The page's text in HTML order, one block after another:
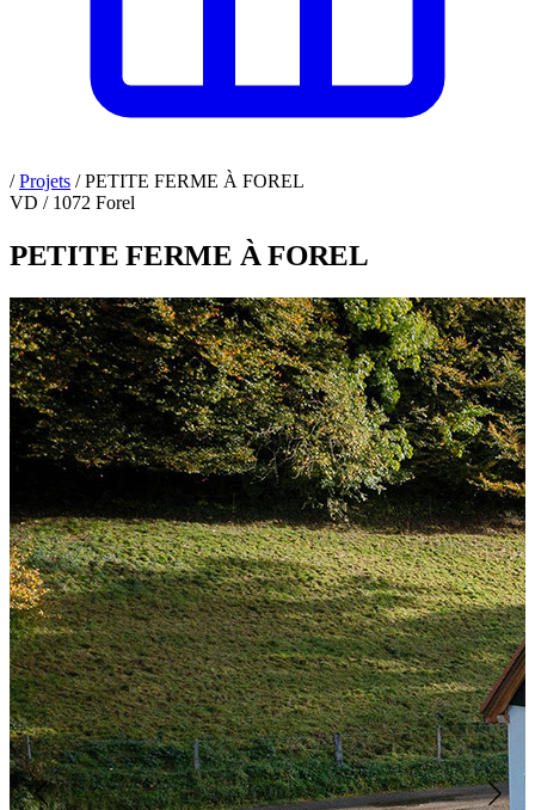
/ Projets /PETITE FERME À FOREL
VD / 1072 Forel
PETITE FERME À FOREL